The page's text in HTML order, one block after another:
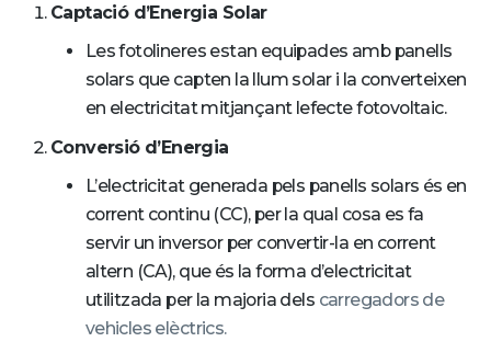
Captació d’Energia Solar
Les fotolineres estan equipades amb panells
solars que capten la llum solar i la converteixen
en electricitat mitjançant lefecte fotovoltaic.
Conversió d’Energia
L’electricitat generada pels panells solars és en
corrent continu (CC), per la qual cosa es fa
servir un inversor per convertir-la en corrent
altern (CA), que és la forma d’electricitat
utilitzada per la majoria dels carregadors de
vehicles elèctrics.